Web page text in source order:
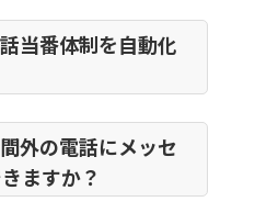
当番体制を自動化
外の電話にメッセ
ますか？